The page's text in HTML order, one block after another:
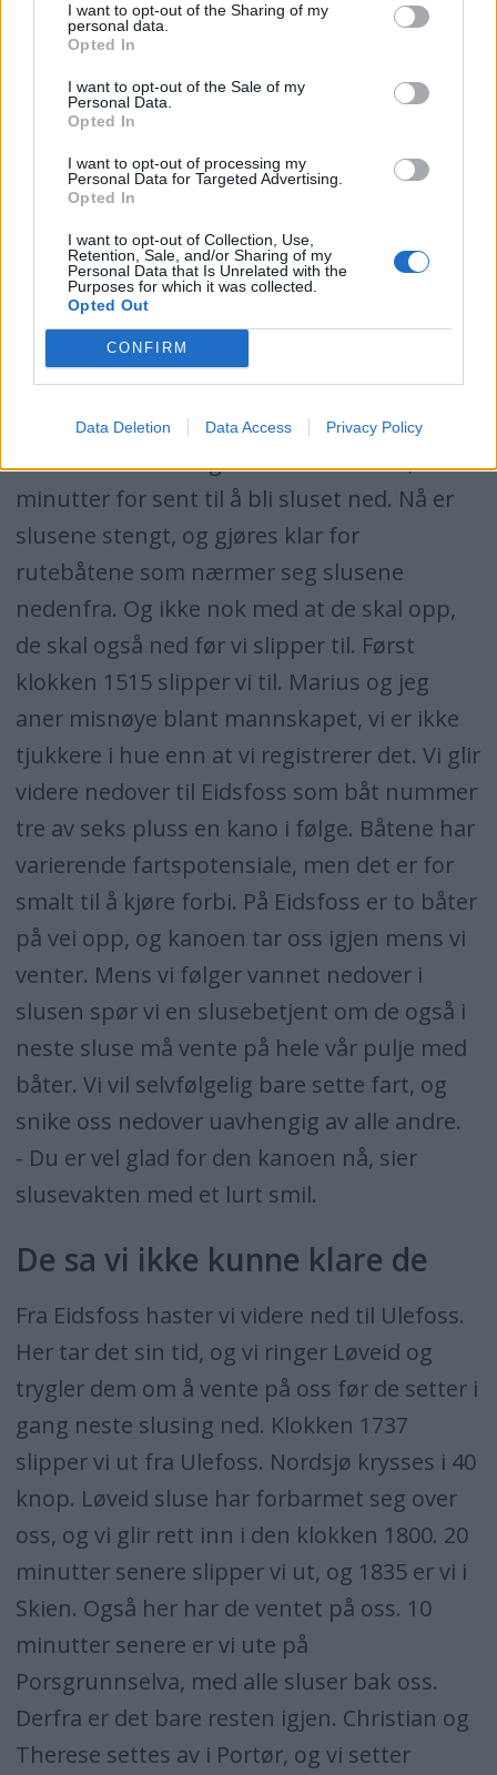
I want to opt-out of the Sharing of my
personal data.
Opted In
I want to opt-out of the Sale of my
Personal Data.
Opted In
I want to opt-out of processing my
Personal Data for Targeted Advertising.
Opted In
I want to opt-out of Collection, Use,
Retention, Sale, and/or Sharing of my
Personal Data that Is Unrelated with the
Purposes for which it was collected.
Opted Out
CONFIRM
Data Deletion Data Access Privacy Policy
for prosjektet vårt. Vi lar oss ikke stagge, og
fortsetter ufortrødent videre. Slusen på
Kjeldal går som en drøm, og vi feier inn til
Lunde kort tid etter. Her blir vi imidlertid
tvunget til å vente, siden mannskapet er på
Kjeldal. Når de først kommer er de imidlertid
hjelpsomheten selv. Betjeningen på Lunde
har aldri hørt om noen som har kjørt
kanalen fra ende til annen på èn dag, langt
mindre tur-retur på to. De får oss ned så
fort det er teknisk mulig, og ringer i tillegg
Vrangfoss og prøver å ”booke plass” for oss.
Vi kommer til Vrangfoss klokken 1120, 15
minutter for sent til å bli sluset ned. Nå er
slusene stengt, og gjøres klar for
rutebåtene som nærmer seg slusene
nedenfra. Og ikke nok med at de skal opp,
de skal også ned før vi slipper til. Først
klokken 1515 slipper vi til. Marius og jeg
aner misnøye blant mannskapet, vi er ikke
tjukkere i hue enn at vi registrerer det. Vi glir
videre nedover til Eidsfoss som båt nummer
tre av seks pluss en kano i følge. Båtene har
varierende fartspotensiale, men det er for
smalt til å kjøre forbi. På Eidsfoss er to båter
på vei opp, og kanoen tar oss igjen mens vi
venter. Mens vi følger vannet nedover i
slusen spør vi en slusebetjent om de også i
neste sluse må vente på hele vår pulje med
båter. Vi vil selvfølgelig bare sette fart, og
snike oss nedover uavhengig av alle andre.
- Du er vel glad for den kanoen nå, sier
slusevakten med et lurt smil.
De sa vi ikke kunne klare de
Fra Eidsfoss haster vi videre ned til Ulefoss.
Her tar det sin tid, og vi ringer Løveid og
trygler dem om å vente på oss før de setter i
gang neste slusing ned. Klokken 1737
slipper vi ut fra Ulefoss. Nordsjø krysses i 40
knop. Løveid sluse har forbarmet seg over
oss, og vi glir rett inn i den klokken 1800. 20
minutter senere slipper vi ut, og 1835 er vi i
Skien. Også her har de ventet på oss. 10
minutter senere er vi ute på
Porsgrunnselva, med alle sluser bak oss.
Derfra er det bare resten igjen. Christian og
Therese settes av i Portør, og vi setter